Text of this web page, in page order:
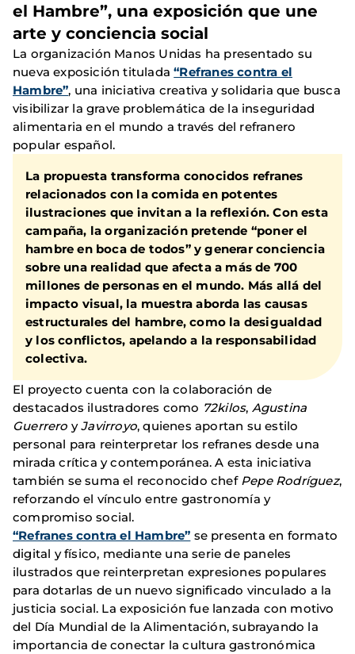
el Hambre”, una exposición que une
arte y conciencia social
La organización Manos Unidas ha presentado su
nueva exposición titulada“Refranes contra el
Hambre”, una iniciativa creativa y solidaria que busca
visibilizar la grave problemática de la inseguridad
alimentaria en el mundo a través del refranero
popular español.
La propuesta transforma conocidos refranes
relacionados con la comida en potentes
ilustraciones que invitan a la reflexión. Con esta
campaña, la organización pretende “poner el
hambre en boca de todos” y generar conciencia
sobre una realidad que afecta a más de 700
millones de personas en el mundo. Más allá del
impacto visual, la muestra aborda las causas
estructurales del hambre, como la desigualdad
y los conflictos, apelando a la responsabilidad
colectiva.
El proyecto cuenta con la colaboración de
destacados ilustradores como 72kilos, Agustina
Guerrero yJavirroyo, quienes aportan su estilo
personal para reinterpretar los refranes desde una
mirada crítica y contemporánea. A esta iniciativa
también se suma el reconocido chef Pepe Rodríguez,
reforzando el vínculo entre gastronomía y
compromiso social.
“Refranes contra el Hambre” se presenta en formato
digital y físico, mediante una serie de paneles
ilustrados que reinterpretan expresiones populares
para dotarlas de un nuevo significado vinculado a la
justicia social. La exposición fue lanzada con motivo
del Día Mundial de la Alimentación, subrayando la
importancia de conectar la cultura gastronómica